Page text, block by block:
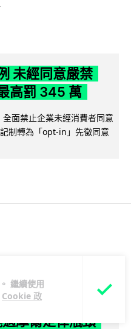
繼續使用
Cookie 政
未經同意嚴禁
高罰 345 萬
面禁止企業未經消費者同意
制轉為「opt-in」先徵同意
已近物理極限
摩爾定律瓶頸